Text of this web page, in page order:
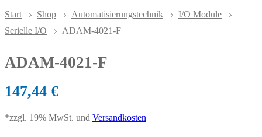
Start Shop Automatisierungstechnik
I/O Module
Serielle I/O
ADAM-4021-F
ADAM-4021-F
147,44 €
*zzgl. 19% MwSt. und Versandkosten